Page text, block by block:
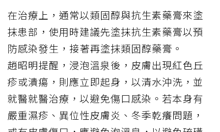
在治療上，通常以類固醇與抗生素藥膏來塗
抹患部，使用時建議先塗抹抗生素藥膏以預
防感染發生，接著再塗抹類固醇藥膏。
趙昭明提醒，浸泡溫泉後，皮膚出現紅色丘
疹或潰瘍，則應立即起身，以清水沖洗，並
就醫就醫治療，以避免傷口感染。若本身有
嚴重濕疹、異位性皮膚炎、冬季乾癢問題，